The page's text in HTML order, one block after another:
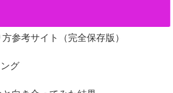
参考サイト（完全保存版）
グ